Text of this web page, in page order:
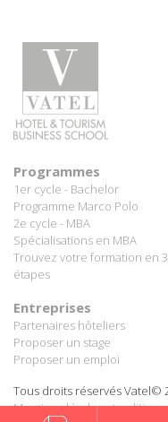
Programmes
1er cycle - Bachelor
Programme Marco Polo
2e cycle - MBA
Spécialisations en MBA
Trouvez votre formation en 3
étapes
Entreprises
Partenaires hôteliers
Proposer un stage
Proposer un emploi
Tous droits réservés Vatel©
Mentions légales et